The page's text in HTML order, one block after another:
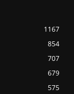
1167
854
707
679
575